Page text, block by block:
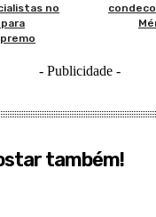
no
- Publicidade -
também!